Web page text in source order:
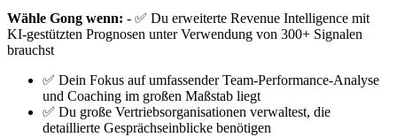
Wähle Gong wenn: - ✅ Du erweiterte Revenue Intelligence mit
KI-gestützten Prognosen unter Verwendung von 300+ Signalen
brauchst
✅ Dein Fokus auf umfassender Team-Performance-Analyse
und Coaching im großen Maßstab liegt
✅ Du große Vertriebsorganisationen verwaltest, die
detaillierte Gesprächseinblicke benötigen